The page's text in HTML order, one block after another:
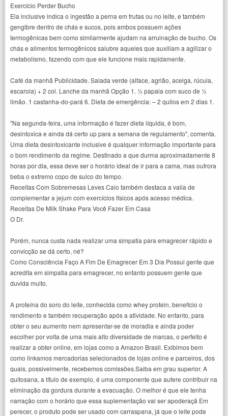
Exercício Perder Bucho
Ela inclusive indica o ingestão a perna em frutas ou no leite, e também
gengibre dentro de chás e sucos, pois ambos possuem ações
termogênicas bem como similarmente ajudam na arruinação de bucho. Os
chás e alimentos termogênicos salubre aqueles que auxiliam a agilizar o
metabolismo, fazendo com que ele funcione mais rapidamente.
Café da manhã Publicidade. Salada verde (alface, agrião, acelga, rúcula,
escarola) + 2 col. Lanche da manhã Opção 1. ½ papaia com suco de ½
limão. 1 castanha-do-pará 6. Dieta de emergência: – 2 quilos em 2 dias 1.
"Na segunda-feira, uma informação é fazer dieta líquida, é bom,
desintoxica e ainda dá certo up para a semana de regulamento", comenta.
Uma dieta desintoxicante inclusive é qualquer informação importante para
o bom rendimento da regime. Destinado a que durma aproximadamente 8
horas por dia, essa deve ser o horário ideal de ir para a cama, mas outrora
beba o extremo copo de sulco do tempo.
Receitas Com Sobremesas Leves Caio também destaca a valia de
complementar a jejum com exercícios físicos após acesso médica.
Receitas De Milk Shake Para Você Fazer Em Casa
O Dr.
Porém, nunca custa nada realizar uma simpatia para emagrecer rápido e
convicção se dá certo, né?
Como Consciência Faço A Fim De Emagrecer Em 3 Dia Possui gente que
acredita em simpatia para emagrecer, no entanto possuem gente que
duvida muito.
A proteína do soro do leite, conhecida como whey protein, benefício o
rendimento e também recuperação após a atividade. No entanto, para
obter o seu aumento nem apresentar-se de moradia e ainda poder
escolher por volta de uma mais alto diversidade de marcas, o perfeito é
realizar a obter online, em lojas como a Amazon Brasil. Exibimos bem
como linkamos mercadorias selecionados de lojas online e parceiros, dos
quais, possivelmente, recebemos comissões.Saiba em grau superior. A
quitosana, a título de exemplo, é uma componente que aufere contribuir na
eliminação da gordura durante a evacuação. O melhor é que ele tenha
narração com o horário que essa suplementação vai ser apoderaçã Em
perecer, o produto pode ser usado com carraspana, já que o leite pode